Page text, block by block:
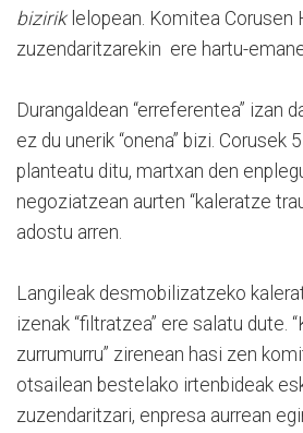
biziriklelopean. Komitea Corusen
zuzendaritzarekin ere hartu-
Durangaldean “erreferentea” izan
ez du unerik “onena” bizi. Corusek
planteatu ditu, martxan den
negoziatzean aurten “kaleratze
adostu arren.
Langileak desmobilizatzeko
izenak “filtratzea” ere salatu dute.
zurrumurru” zirenean hasi zen
otsailean bestelako irtenbideak
zuzendaritzari, enpresa aurrean